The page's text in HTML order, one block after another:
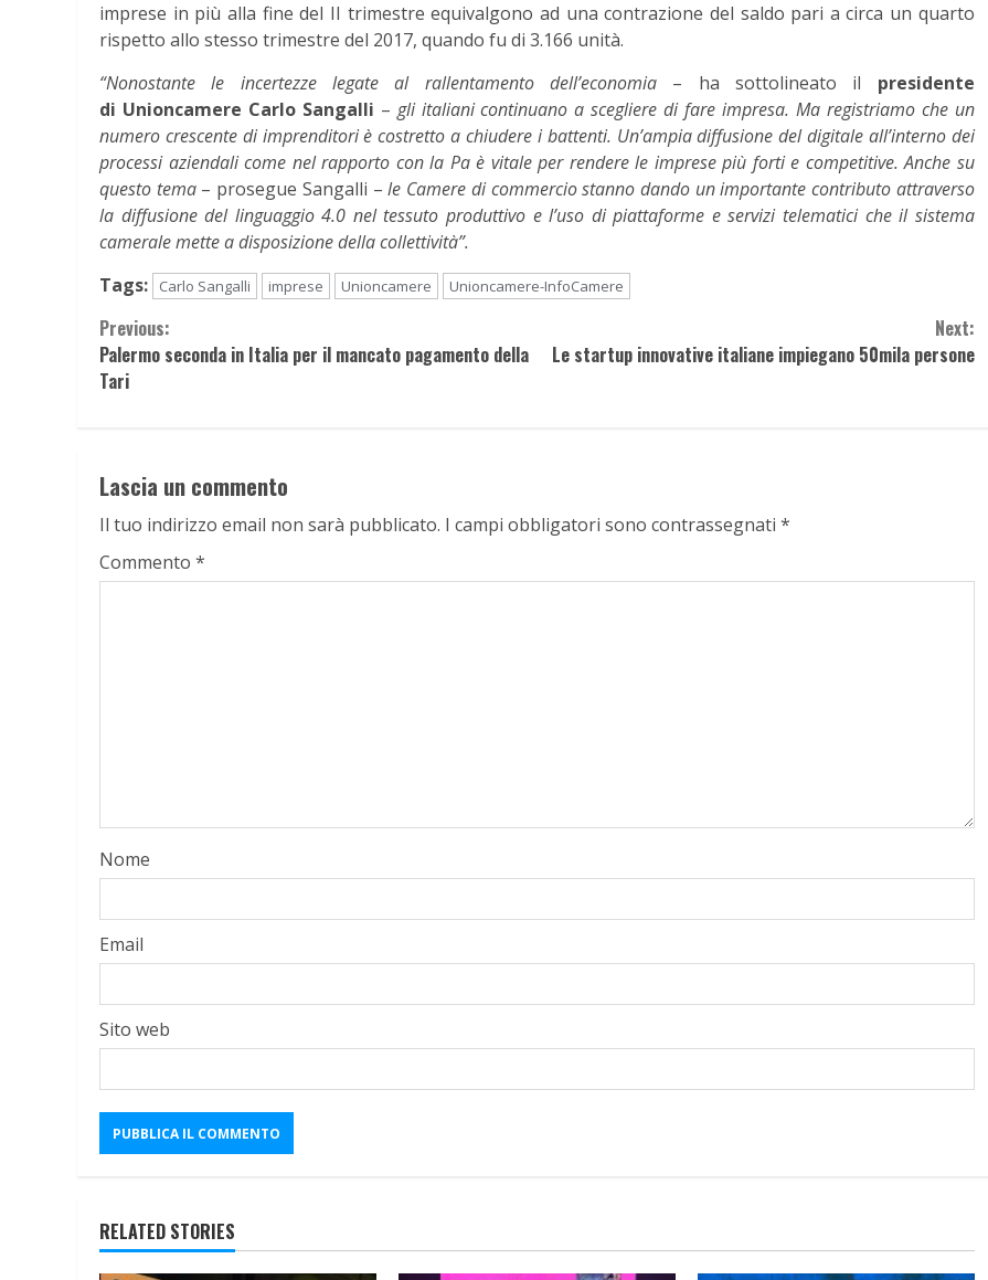
imprese in più alla fine del II trimestre equivalgono ad una contrazione del saldo pari a circa un quarto
rispetto allo stesso trimestre del 2017, quando fu di 3.166 unità.
“Nonostante le incertezze legate al rallentamento dell’economia – ha sottolineato il presidente
di Unioncamere Carlo Sangalli – gli italiani continuano a scegliere di fare impresa. Ma registriamo che un
numero crescente di imprenditori è costretto a chiudere i battenti. Un’ampia diffusione del digitale all’interno dei
processi aziendali come nel rapporto con la Pa è vitale per rendere le imprese più forti e competitive. Anche su
questo tema– prosegue Sangalli –le Camere di commercio stanno dando un importante contributo attraverso
la diffusione del linguaggio 4.0 nel tessuto produttivo e l’uso di piattaforme e servizi telematici che il sistema
camerale mette a disposizione della collettività”.
Tags:
Carlo Sangalli imprese Unioncamere Unioncamere-InfoCamere
Continue
Reading
Previous:
Palermo seconda in Italia per il mancato pagamento della
Tari
Next:
Le startup innovative italiane impiegano 50mila persone
Lascia un commento
Il tuo indirizzo email non sarà pubblicato. I campi obbligatori sono contrassegnati *
Commento *
Nome
Email
Sito web
RELATED STORIES